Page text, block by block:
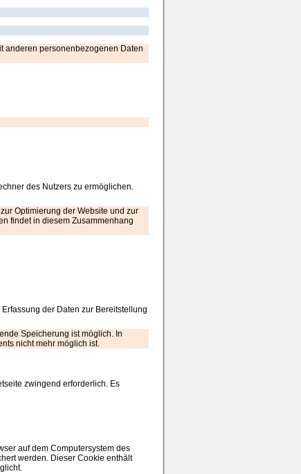
anderen personenbezogenen Daten
des Nutzers zu ermöglichen.
Optimierung der Website und zur
findet in diesem Zusammenhang
der Daten zur Bereitstellung
Speicherung ist möglich. In
nicht mehr möglich ist.
zwingend erforderlich. Es
auf dem Computersystem des
werden. Dieser Cookie enthält